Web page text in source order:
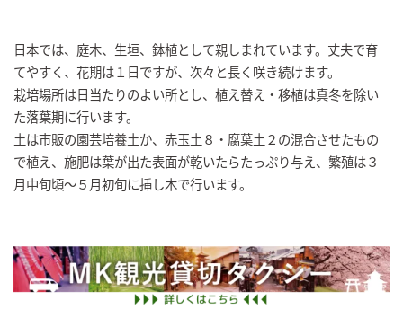
日本では、庭木、生垣、鉢植として親しまれています。丈夫で育
てやすく、花期は１日ですが、次々と長く咲き続けます。
栽培場所は日当たりのよい所とし、植え替え・移植は真冬を除い
た落葉期に行います。
土は市販の園芸培養土か、赤玉土８・腐葉土２の混合させたもの
で植え、施肥は葉が出た表面が乾いたらたっぷり与え、繁殖は３
月中旬頃～５月初旬に挿し木で行います。